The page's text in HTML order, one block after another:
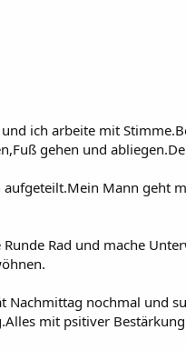
ich arbeite mit
gehen und
aufgeteilt.Mein Mann geht
Rad und mache
Nachmittag nochmal und
mit psitiver